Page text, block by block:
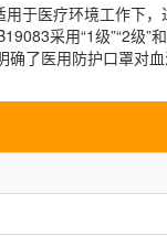
于医疗环境工作下，
采用“1级”“2级”和
确了医用防护口罩对